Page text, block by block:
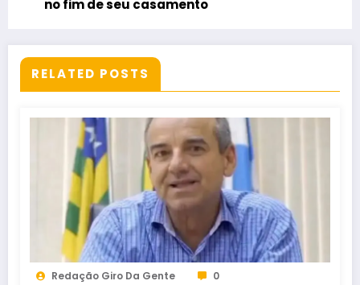
no fim de seu casamento
RELATED POSTS
Redação Giro Da Gente 0